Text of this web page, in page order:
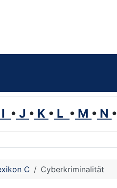
I • J • K • L • M • N •
C Cyberkriminalität